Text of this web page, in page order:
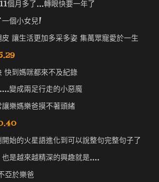
個月多了...轉眼快要一年了
個小女兒!
讓生活更加多采多姿 集萬眾寵愛於一生
快到媽咪都來不及紀錄
變成兩足行走的小惡魔
樂媽樂爸摸不著頭緒
始的火星語進化到可以說整句完整句子了
是越來越精深的興趣就是....
亞於樂爸